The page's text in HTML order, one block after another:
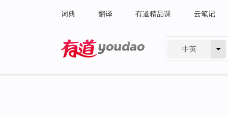
词典 翻译 有道精品课 云笔记
中英